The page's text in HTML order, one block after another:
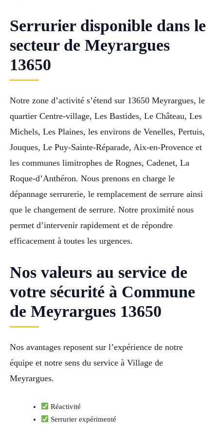
Serrurier disponible dans le
secteur de Meyrargues
13650
Notre zone d’activité s’étend sur 13650 Meyrargues, le
quartier Centre-village, Les Bastides, Le Château, Les
Michels, Les Plaines, les environs de Venelles, Pertuis,
Jouques, Le Puy-Sainte-Réparade, Aix-en-Provence et
les communes limitrophes de Rognes, Cadenet, La
Roque-d’Anthéron. Nous prenons en charge le
dépannage serrurerie, le remplacement de serrure ainsi
que le changement de serrure. Notre proximité nous
permet d’intervenir rapidement et de répondre
efficacement à toutes les urgences.
Nos valeurs au service de
votre sécurité à Commune
de Meyrargues 13650
Nos avantages reposent sur l’expérience de notre
équipe et notre sens du service à Village de
Meyrargues.
Réactivité
Serrurier expérimenté